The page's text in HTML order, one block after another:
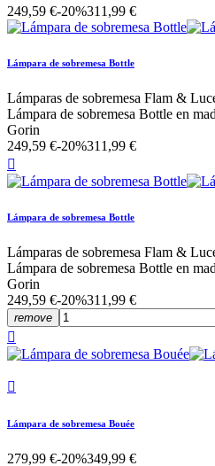
249,59 €-20%311,99 €
Lámpara de sobremesa Bottle
Lámparas de sobremesa Flam &
Lámpara de sobremesa Bottle en
Gorin
249,59 €-20%311,99 €

Lámpara de sobremesa Bottle
Lámparas de sobremesa Flam &
Lámpara de sobremesa Bottle en
Gorin
249,59 €-20%311,99 €
remove


Lámpara de sobremesa Bouée
279,99 €-20%349,99 €